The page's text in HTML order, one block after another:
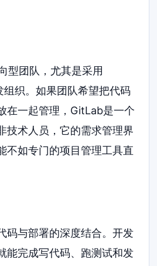
型团队，尤其是采用
织。如果团队希望把代码
在一起管理，GitLab是一个
技术人员，它的需求管理界
不如专门的项目管理工具直
码与部署的深度结合。开发
能完成写代码、跑测试和发